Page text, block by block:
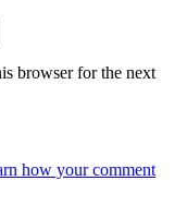
browser for the next
how your comment